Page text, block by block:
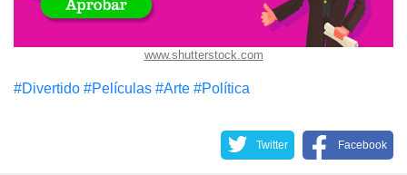
www.shutterstock.com
#Divertido #Películas #Arte #Política
Twitter Facebook